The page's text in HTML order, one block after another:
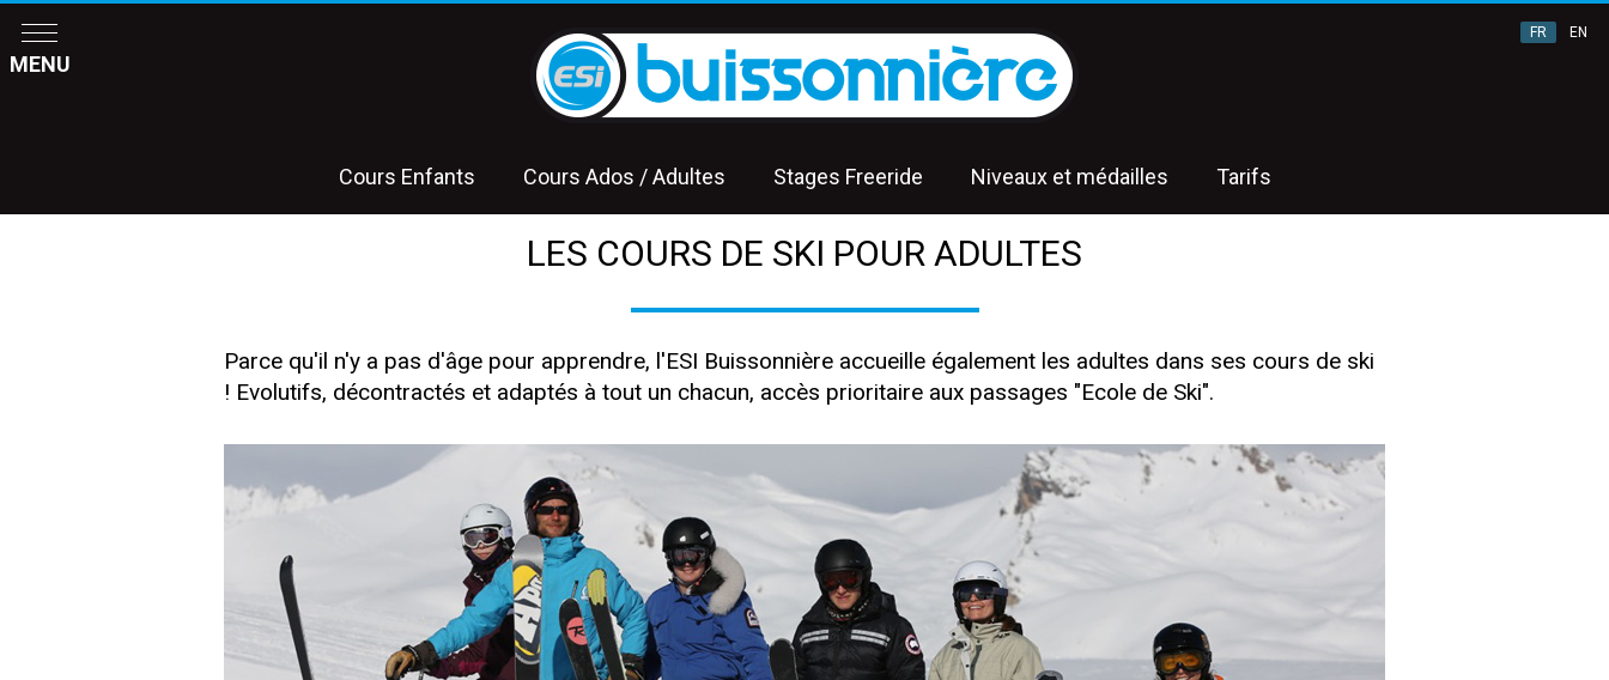
MENU
FR EN
Cours Enfants Cours Ados / Adultes Stages Freeride Niveaux et médailles Tarifs
LES COURS DE SKI POUR ADULTES
Parce qu'il n'y a pas d'âge pour apprendre, l'ESI Buissonnière accueille également les adultes dans ses cours de ski
! Evolutifs, décontractés et adaptés à tout un chacun, accès prioritaire aux passages "Ecole de Ski".